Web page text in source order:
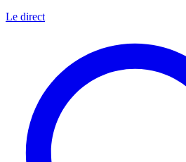
Le direct